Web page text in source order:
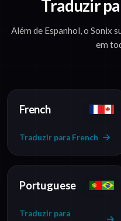
Traduzir
Além de Espanhol, o Sonix
em
French
Traduzir para French
Portuguese
Traduzir para